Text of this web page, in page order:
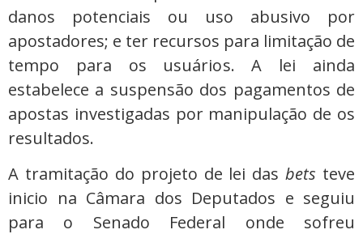
danos potenciais ou uso abusivo por
apostadores; e ter recursos para limitação de
tempo para os usuários. A lei ainda
estabelece a suspensão dos pagamentos de
apostas investigadas por manipulação de os
resultados.
A tramitação do projeto de lei dasbets teve
inicio na Câmara dos Deputados e seguiu
para o Senado Federal onde sofreu